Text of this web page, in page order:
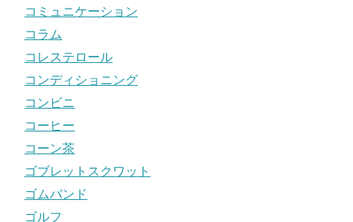
コミュニケーション
コラム
コレステロール
コンディショニング
コンビニ
コーヒー
コーン茶
ゴブレットスクワット
ゴムバンド
ゴルフ